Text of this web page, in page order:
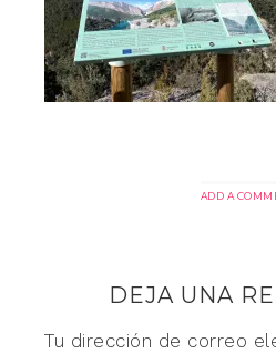
ADD A
DEJA UNA
Tu dirección de correo